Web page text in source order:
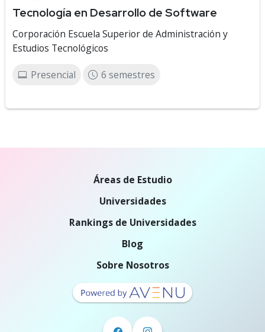
Tecnología en Desarrollo de Software
Corporación Escuela Superior de Administración y
Estudios Tecnológicos
Presencial 6 semestres
Áreas de Estudio
Universidades
Rankings de Universidades
Blog
Sobre Nosotros